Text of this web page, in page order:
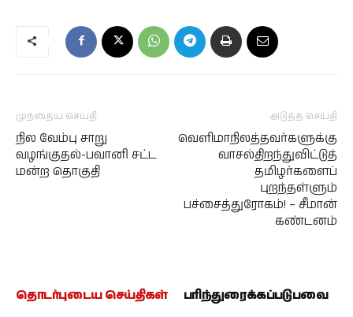
முந்தைய செய்தி
நில வேம்பு சாறு
வழங்குதல்-பவானி சட்ட
மன்ற தொகுதி
அடுத்த செய்தி
வெளிமாநிலத்தவர்களுக்கு
வாசல்திறந்துவிட்டுத்
தமிழர்களைப்
புறந்தள்ளும்
பச்சைத்துரோகம்! – சீமான்
கண்டனம்
தொடர்புடைய செய்திகள் பரிந்துரைக்கப்படுபவை